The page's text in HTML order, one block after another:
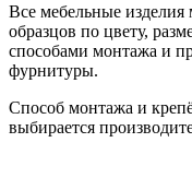
Все мебельные изделия
образцов по цвету,
способами монтажа и
фурнитуры.
Способ монтажа и
выбирается